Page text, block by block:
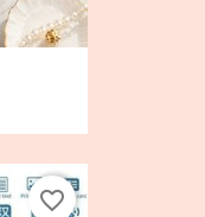
favorite_border